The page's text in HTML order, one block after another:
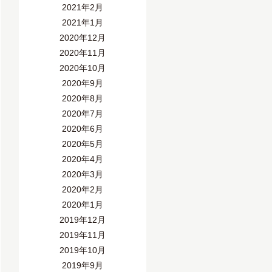
2021年2月
2021年1月
2020年12月
2020年11月
2020年10月
2020年9月
2020年8月
2020年7月
2020年6月
2020年5月
2020年4月
2020年3月
2020年2月
2020年1月
2019年12月
2019年11月
2019年10月
2019年9月